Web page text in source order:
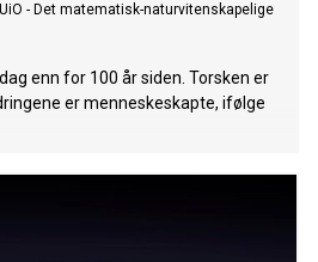
UiO - Det matematisk-naturvitenskapelige
enn for 100 år siden. Torsken er
er menneskeskapte, ifølge